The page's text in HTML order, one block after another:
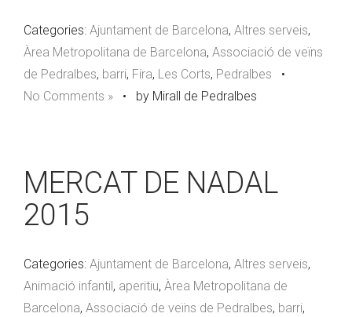
Categories: Ajuntament de Barcelona, Altres serveis,
Àrea Metropolitana de Barcelona, Associació de veïns
de Pedralbes, barri, Fira, Les Corts, Pedralbes •
No Comments » • by Mirall de Pedralbes
MERCAT DE NADAL
2015
Categories: Ajuntament de Barcelona, Altres serveis,
Animació infantil , aperitiu, Àrea Metropolitana de
Barcelona, Associació de veïns de Pedralbes, barri,